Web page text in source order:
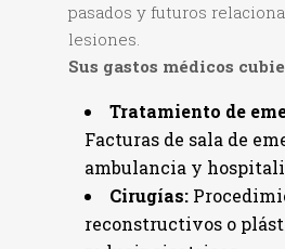
pasados y futuros
lesiones.
Sus gastos médicos
Tratamiento de
Facturas de sala de
ambulancia y
Cirugías:
reconstructivos o